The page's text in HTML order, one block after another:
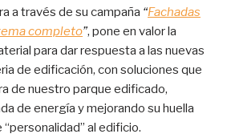
a través de su campaña “Fachadas
completo”, pone en valor la
para dar respuesta a las nuevas
de edificación, con soluciones que
de nuestro parque edificado,
de energía y mejorando su huella
al edificio.